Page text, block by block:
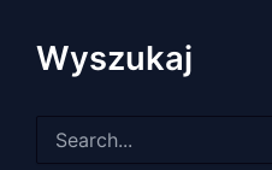
Wyszukaj
dla: